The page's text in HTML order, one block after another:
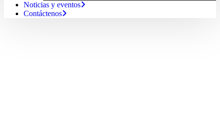
Noticias y eventos
Contáctenos